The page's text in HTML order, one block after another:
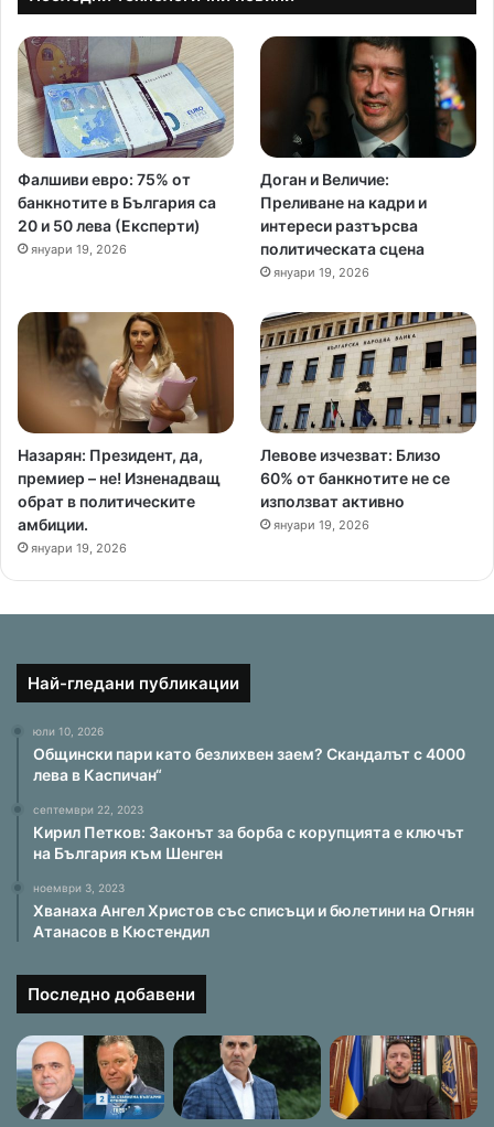
Фалшиви евро: 75% от
банкнотите в България са
20 и 50 лева (Експерти)
януари 19, 2026
Доган и Величие:
Преливане на кадри и
интереси разтърсва
политическата сцена
януари 19, 2026
Назарян: Президент, да,
премиер – не! Изненадващ
обрат в политическите
амбиции.
януари 19, 2026
Левове изчезват: Близо
60% от банкнотите не се
използват активно
януари 19, 2026
Най-гледани публикации
юли 10, 2026
Общински пари като безлихвен заем? Скандалът с 4000
лева в Каспичан“
септември 22, 2023
Кирил Петков: Законът за борба с корупцията е ключът
на България към Шенген
ноември 3, 2023
Хванаха Ангел Христов със списъци и бюлетини на Огнян
Атанасов в Кюстендил
Последно добавени